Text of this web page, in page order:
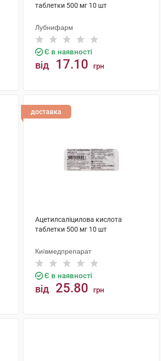
таблетки 500 мг 10 шт
Лубнифарм
Є в наявності
від 17.10 грн
доставка
Ацетилсаліцилова кислота
таблетки 500 мг 10 шт
Київмедпрепарат
Є в наявності
від 25.80 грн